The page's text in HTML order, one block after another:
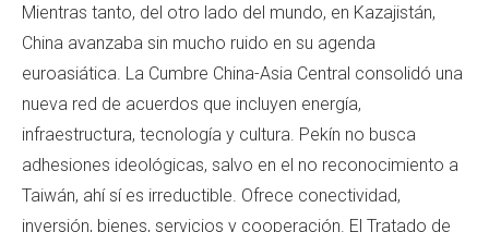
Mientras tanto, del otro lado del mundo, en Kazajistán,
China avanzaba sin mucho ruido en su agenda
euroasiática. La Cumbre China-Asia Central consolidó una
nueva red de acuerdos que incluyen energía,
infraestructura, tecnología y cultura. Pekín no busca
adhesiones ideológicas, salvo en el no reconocimiento a
Taiwán, ahí sí es irreductible. Ofrece conectividad,
inversión, bienes, servicios y cooperación. El Tratado de